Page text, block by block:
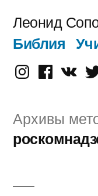
Леонид
Библия
InstagramFacebook
VK
Архивы